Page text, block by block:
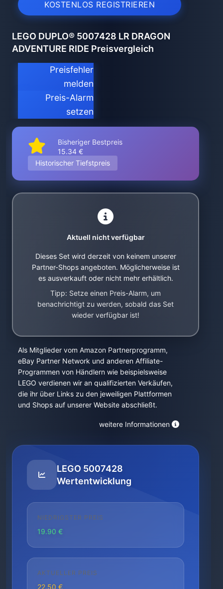
KOSTENLOS REGISTRIEREN
LEGO DUPLO® 5007428 LR DRAGON
ADVENTURE RIDE Preisvergleich
Preisfehler
melden
Preis-Alarm
setzen
Bisheriger Bestpreis
15.34 €
Historischer Tiefstpreis
Aktuell nicht verfügbar
Dieses Set wird derzeit von keinem unserer
Partner-Shops angeboten. Möglicherweise ist
es ausverkauft oder nicht mehr erhältlich.
Tipp: Setze einen Preis-Alarm, um
benachrichtigt zu werden, sobald das Set
wieder verfügbar ist!
Als Mitglieder vom Amazon Partnerprogramm,
eBay Partner Network und anderen Affiliate-
Programmen von Händlern wie beispielsweise
LEGO verdienen wir an qualifizierten Verkäufen,
die ihr über Links zu den jeweiligen Plattformen
und Shops auf unserer Website abschließt.
weitere Informationen
LEGO 5007428
Wertentwicklung
NIEDRIGSTER PREIS
19.90 €
AKTUELLER PREIS
22.50 €